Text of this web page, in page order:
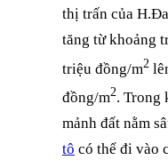
thị trấn của
tăng từ khoảng
triệu đồng/m2
đồng/m2. Trong
mảnh đất nằm
tô có thể đi vào